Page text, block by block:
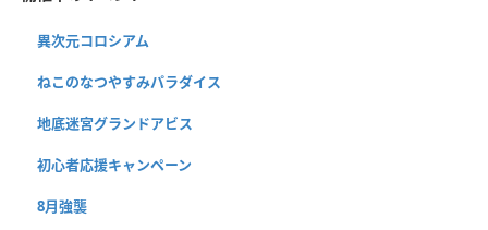
異次元コロシアム
ねこのなつやすみパラダイス
地底迷宮グランドアビス
初心者応援キャンペーン
8月強襲